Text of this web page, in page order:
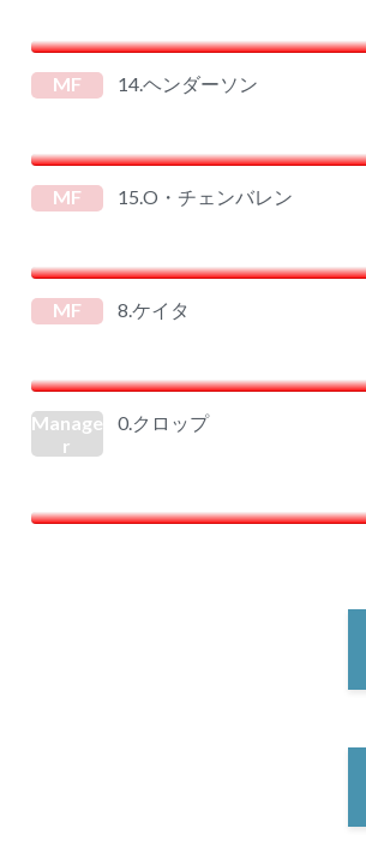
MF 14.ヘンダーソン
MF 15.O・チェンバレン
MF 8.ケイタ
Manage
r
0.クロップ